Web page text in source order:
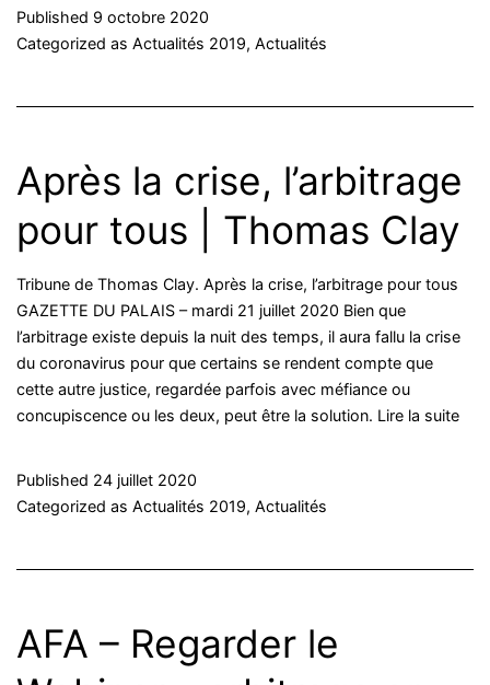
Published 9 octobre 2020
Categorized as Actualités 2019, Actualités
Après la crise, l’arbitrage
pour tous | Thomas Clay
Tribune de Thomas Clay. Après la crise, l’arbitrage pour tous
GAZETTE DU PALAIS – mardi 21 juillet 2020 Bien que
l’arbitrage existe depuis la nuit des temps, il aura fallu la crise
du coronavirus pour que certains se rendent compte que
cette autre justice, regardée parfois avec méfiance ou
concupiscence ou les deux, peut être la solution. Lire la suite
Published 24 juillet 2020
Categorized as Actualités 2019, Actualités
AFA – Regarder le